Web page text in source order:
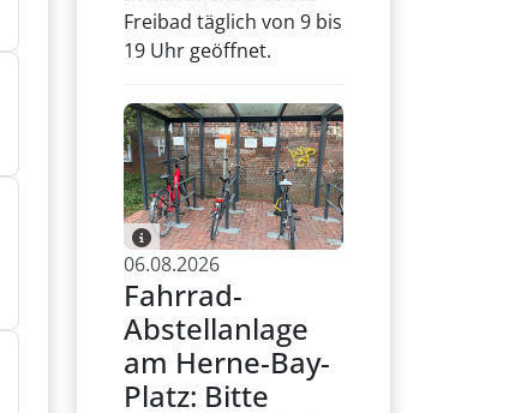
Freibad täglich von 9 bis
19 Uhr geöffnet.
06.08.2026
Fahrrad-
Abstellanlage
am Herne-Bay-
Platz: Bitte